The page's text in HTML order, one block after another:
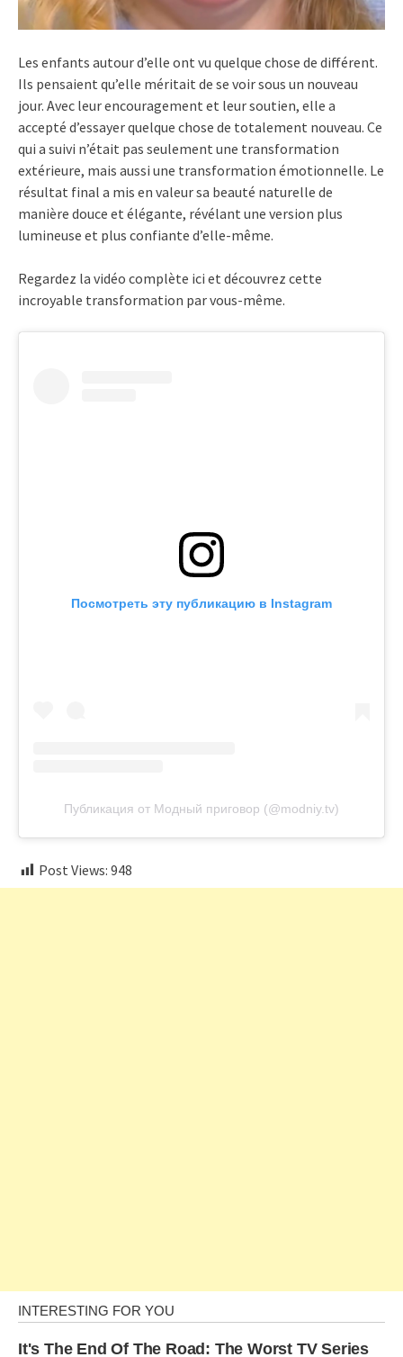
Les enfants autour d’elle ont vu quelque chose de différent.
Ils pensaient qu’elle méritait de se voir sous un nouveau
jour. Avec leur encouragement et leur soutien, elle a
accepté d’essayer quelque chose de totalement nouveau. Ce
qui a suivi n’était pas seulement une transformation
extérieure, mais aussi une transformation émotionnelle. Le
résultat final a mis en valeur sa beauté naturelle de
manière douce et élégante, révélant une version plus
lumineuse et plus confiante d’elle-même.
Regardez la vidéo complète ici et découvrez cette
incroyable transformation par vous-même.
Посмотреть эту публикацию в Instagram
Публикация от Модный приговор (@modniy.tv)
Post Views: 948